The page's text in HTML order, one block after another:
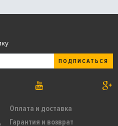
Оплата и доставка
Гарантия и возврат
ПОДПИСАТЬСЯ